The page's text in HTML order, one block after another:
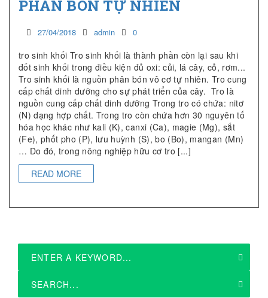
PHÂN BÓN TỰ NHIÊN
27/04/2018 admin 0
tro sinh khối Tro sinh khối là thành phần còn lại sau khi
đốt sinh khối trong điều kiện đủ oxi: củi, lá cây, cỏ, rơm...
Tro sinh khối là nguồn phân bón vô cơ tự nhiên. Tro cung
cấp chất dinh dưỡng cho sự phát triển của cây. Tro là
nguồn cung cấp chất dinh dưỡng Trong tro có chứa: nitơ
(N) dạng hợp chất. Trong tro còn chứa hơn 30 nguyên tố
hóa học khác như kali (K), canxi (Ca), magie (Mg), sắt
(Fe), phốt pho (P), lưu huỳnh (S), bo (Bo), mangan (Mn)
… Do đó, trong nông nghiệp hữu cơ tro [...]
READ MORE